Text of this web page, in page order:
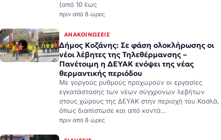
(από 10 έως
πριν από 8 ώρες
ΑΝΑΚΟΙΝΏΣΕΙΣ
Δήμος Κοζάνης: Σε φάση ολοκλήρωσης οι
νέοι λέβητες της Τηλεθέρμανσης –
Πανέτοιμη η ΔΕΥΑΚ ενόψει της νέας
θερμαντικής περιόδου
Με γοργούς ρυθμούς προχωρούν οι εργασίες
εγκατάστασης των νέων σύγχρονων λεβήτων
στους χώρους της ΔΕΥΑΚ στην περιοχή του Κασλά,
όπως διαπίστωσε και από κοντά…
πριν από 8 ώρες